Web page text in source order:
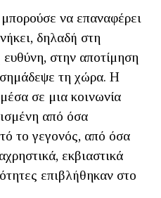
να επαναφέρει
δηλαδή στη
ευθύνη, στην αποτίμηση
τη χώρα. Η
σε μια κοινωνία
από όσα
το γεγονός, από όσα
εκβιαστικά
επιβλήθηκαν στο